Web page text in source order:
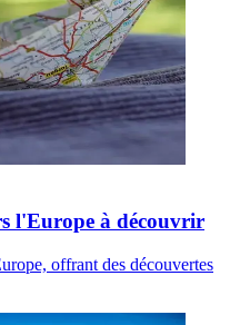
l'Europe à découvrir
offrant des découvertes